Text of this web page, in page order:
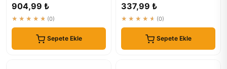
Bro...
904,99 ₺
★★★★★ (0)
Sepete Ekle
337,99 ₺
★★★★★ (0)
Sepete Ekle